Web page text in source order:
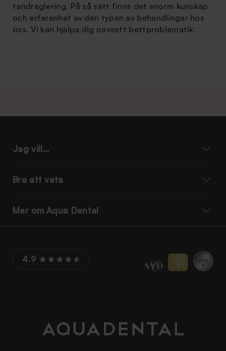
tandreglering. På så sätt finns det enorm kunskap
och erfarenhet av den typen av behandlingar hos
oss. Vi kan hjälpa dig oavsett bettproblematik.
Jag vill...
Bra att veta
Mer om Aqua Dental
4.9